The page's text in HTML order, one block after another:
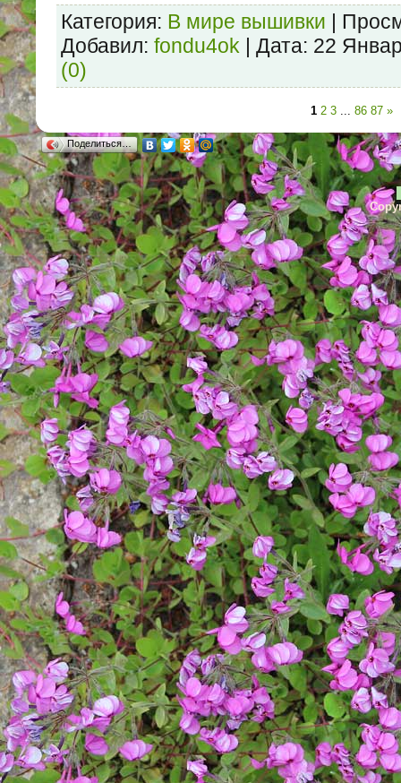
Категория: В мире вышивки |
Добавил: fondu4ok | Дата: 22
(0)
1 2 3 ... 86 87 »
Поделиться…